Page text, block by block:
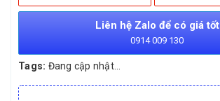
Liên hệ Zalo để có giá tốt
0914 009 130
Tags: Đang cập nhật...